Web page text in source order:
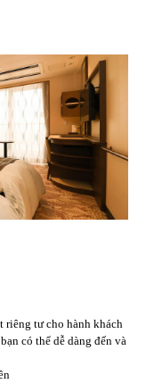
riêng tư cho hành khách
có thể dễ dàng đến và